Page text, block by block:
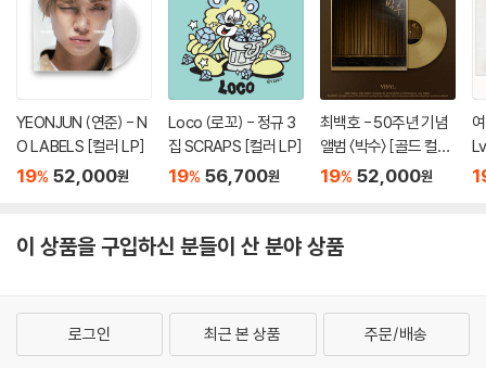
YEONJUN (연준) - N
O LABELS [컬러 LP]
19% 52,000원
Loco (로꼬) - 정규 3
집 SCRAPS [컬러 LP]
19% 56,700원
최백호 - 50주년 기념
앨범 〈박수〉 [골드 컬러
LP]
19% 52,000원
이 상품을 구입하신 분들이 산 분야 상품
로그인 최근 본 상품 주문/배송